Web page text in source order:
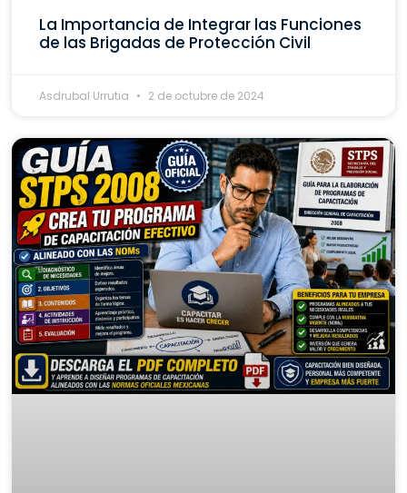
La Importancia de Integrar las Funciones
de las Brigadas de Protección Civil
Asdrubal Urrutia 2 de octubre de 2024